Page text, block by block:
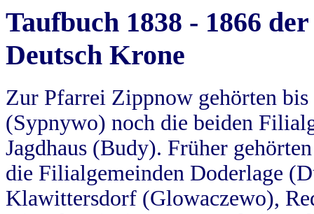
Taufbuch 1838 - 1866
Deutsch Krone
Zur Pfarrei Zippnow gehörten
(Sypnywo) noch die beiden
Jagdhaus (Budy). Früher
die Filialgemeinden Doderlage
Klawittersdorf (Glowaczewo),